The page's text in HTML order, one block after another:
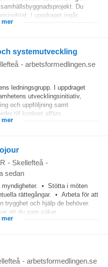
Du
I uppdraget ingår...
mer
systemutveckling
- arbetsformedlingen.se
ledningsgrupp. I uppdraget
utvecklingsinitiativ,
och uppföljning samt
till konkret affärs...
mer
- Skellefteå -
sedan
• Stötta i möten
rättegångar. • Arbeta för att
trygghet och hjälp de behöver.
att du som söker...
mer
- arbetsformedlingen.se